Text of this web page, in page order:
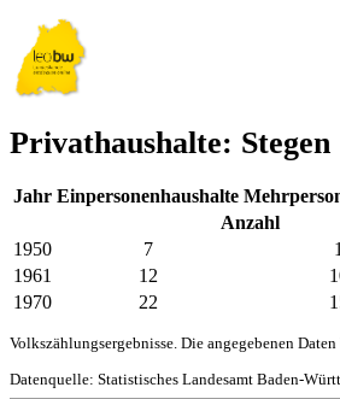
Privathaushalte: Stegen
Jahr Einpersonenhaushalte
Anzahl
1950
7
1961
12
1970
22
Volkszählungsergebnisse. Die angegebenen
Datenquelle: Statistisches Landesamt Baden-